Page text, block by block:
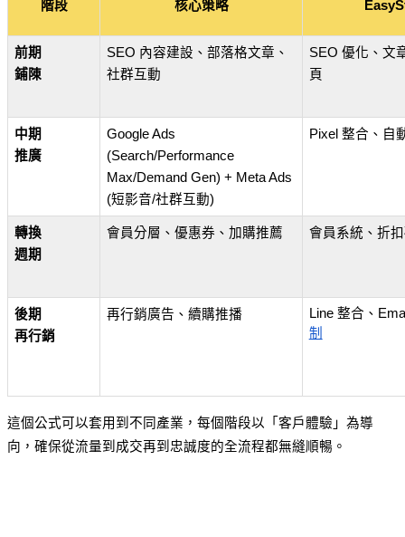
階段 核心策略
前期
鋪陳
SEO 內容建設、部落格文章、
社群互動
SEO 優化、文
頁
中期
推廣
Google Ads
(Search/Performance
Max/Demand Gen) + Meta Ads
(短影音/社群互動)
Pixel 整合、自
轉換
週期
會員分層、優惠券、加購推薦 會員系統、折
後期
再行銷
再行銷廣告、續購推播
Line 整合、
制
這個公式可以套用到不同產業，每個階段以「客戶體驗」為導
向，確保從流量到成交再到忠誠度的全流程都無縫順暢。